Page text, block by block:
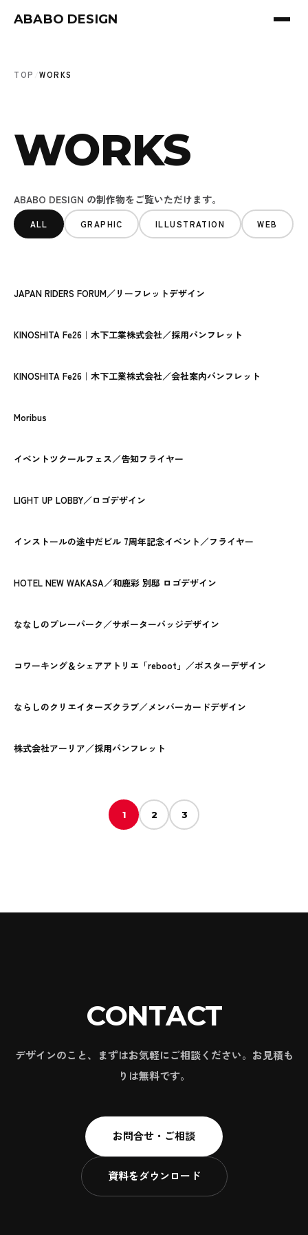
ABABO DESIGN
TOP /WORKS
WORKS
ABABO DESIGN の制作物をご覧いただけます。
ALL GRAPHIC ILLUSTRATION WEB
JAPAN RIDERS FORUM／リーフレットデザイン
KINOSHITA Fe26｜木下工業株式会社／採用パンフレット
KINOSHITA Fe26｜木下工業株式会社／会社案内パンフレット
Moribus
イベントツクールフェス／告知フライヤー
LIGHT UP LOBBY／ロゴデザイン
インストールの途中だビル 7周年記念イベント／フライヤー
HOTEL NEW WAKASA／和鹿彩 別邸 ロゴデザイン
ななしのプレーパーク／サポーターバッジデザイン
コワーキング＆シェアアトリエ「reboot」／ポスターデザイン
ならしのクリエイターズクラブ／メンバーカードデザイン
株式会社アーリア／採用パンフレット
1 2 3
CONTACT
デザインのこと、まずはお気軽にご相談ください。お見積も
りは無料です。
お問合せ・ご相談
資料をダウンロード